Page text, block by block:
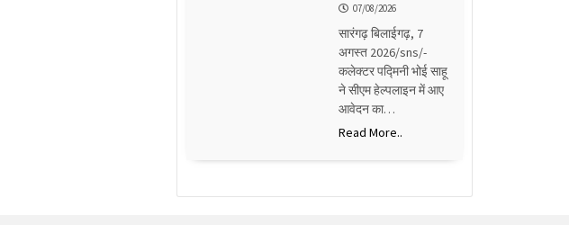
07/08/2026
सारंगढ़ बिलाईगढ़, 7
अगस्त 2026/sns/-
कलेक्टर पद्मिनी भोई साहू
ने सीएम हेल्पलाइन में आए
आवेदन का…
Read More..